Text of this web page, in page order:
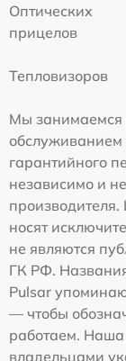
Оптических
прицелов
Тепловизоров
Мы занимаемся
обслуживанием
гарантийного
независимо и
носят
не являются
ГК РФ.
Pulsar
— чтобы
работаем.
владельцами